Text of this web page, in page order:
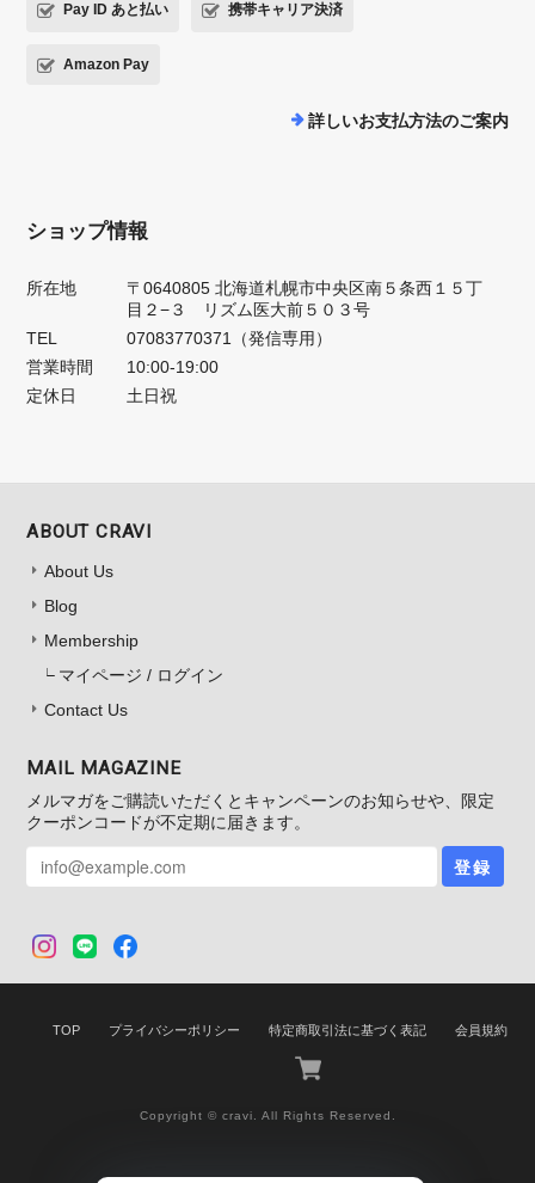
Pay ID あと払い 携帯キャリア決済
Amazon Pay
詳しいお支払方法のご案内
ショップ情報
所在地
〒0640805 北海道札幌市中央区南５条西１５丁
目２−３ リズム医大前５０３号
TEL
07083770371（発信専用）
営業時間
10:00-19:00
定休日
土日祝
ABOUT CRAVI
About Us
Blog
Membership
マイページ / ログイン
Contact Us
MAIL MAGAZINE
メルマガをご購読いただくとキャンペーンのお知らせや、限定
クーポンコードが不定期に届きます。
登録
TOP プライバシーポリシー 特定商取引法に基づく表記 会員規約
Copyright © cravi. All Rights Reserved.